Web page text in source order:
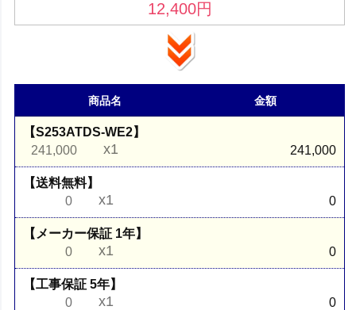
12,400円
商品名 金額
【S253ATDS-WE2】
241,000
x1 241,000
【送料無料】
0
x1 0
【メーカー保証 1年】
0
x1 0
【工事保証 5年】
0
x1 0